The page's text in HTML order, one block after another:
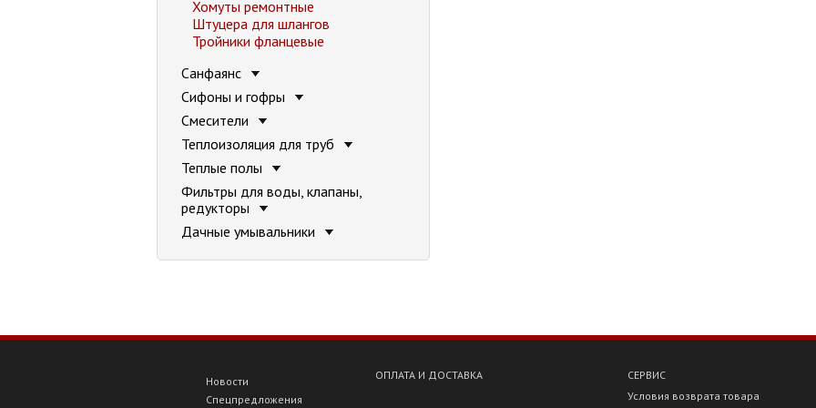
Хомуты ремонтные
Штуцера для шлангов
Тройники фланцевые
Санфаянс
Сифоны и гофры
Смесители
Теплоизоляция для труб
Теплые полы
Фильтры для воды, клапаны,
редукторы
Дачные умывальники
Новости
Спецпредложения
ОПЛАТА И ДОСТАВКА
СЕРВИС
Условия возврата товара